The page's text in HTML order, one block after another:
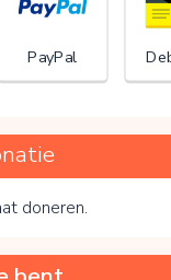
PayPal
doneren.